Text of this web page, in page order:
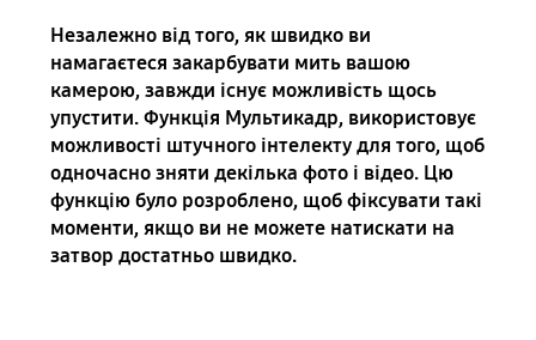
Незалежно від того, як швидко ви
намагаєтеся закарбувати мить вашою
камерою, завжди існує можливість щось
упустити. Функція Мультикадр, використовує
можливості штучного інтелекту для того, щоб
одночасно зняти декілька фото і відео. Цю
функцію було розроблено, щоб фіксувати такі
моменти, якщо ви не можете натискати на
затвор достатньо швидко.